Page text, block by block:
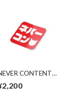
CONTENT